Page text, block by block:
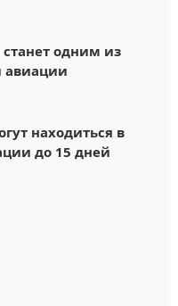
одним из
авиации
находиться в
до 15 дней